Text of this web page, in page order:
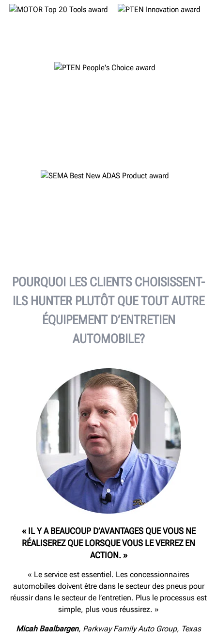
POURQUOI LES CLIENTS CHOISISSENT-
ILS HUNTER PLUTÔT QUE TOUT AUTRE
ÉQUIPEMENT D’ENTRETIEN
AUTOMOBILE?
« IL Y A BEAUCOUP D’AVANTAGES QUE VOUS NE
RÉALISEREZ QUE LORSQUE VOUS LE VERREZ EN
ACTION. »
« Le service est essentiel. Les concessionnaires
automobiles doivent être dans le secteur des pneus pour
réussir dans le secteur de l’entretien. Plus le processus est
simple, plus vous réussirez. »
Micah Baalbargen, Parkway Family Auto Group, Texas